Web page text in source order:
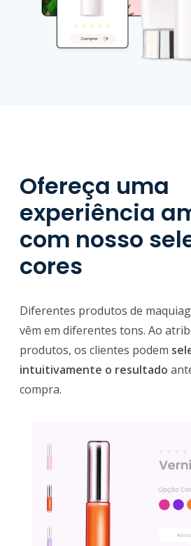
Ofereça uma
experiência
com nosso
cores
Diferentes produtos de
vêm em diferentes tons. Ao
produtos, os clientes podem
intuitivamente o resultado
compra.